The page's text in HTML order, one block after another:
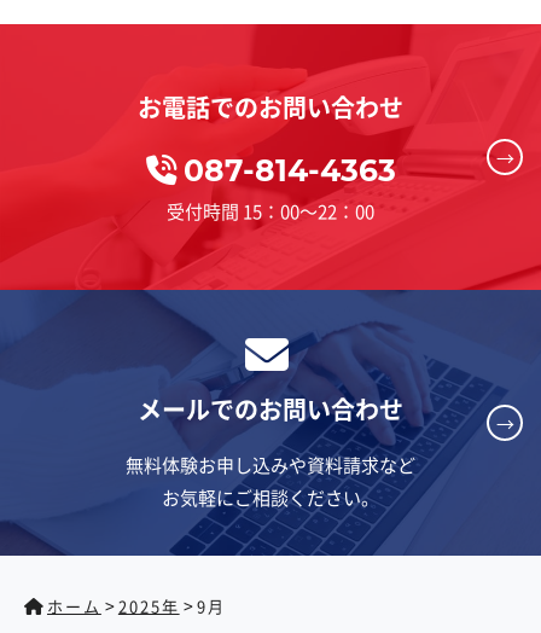
お電話でのお問い合わせ
087-814-4363
受付時間 15：00～22：00
→
メールでのお問い合わせ
無料体験お申し込みや資料請求など
お気軽にご相談ください。
→
ホーム >2025年 >9月